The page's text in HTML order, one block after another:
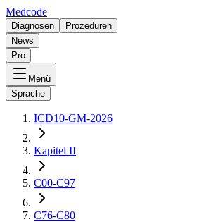
Medcode
Diagnosen
Prozeduren
News
Pro
Menü
Sprache
ICD10-GM-2026
Kapitel II
C00-C97
C76-C80